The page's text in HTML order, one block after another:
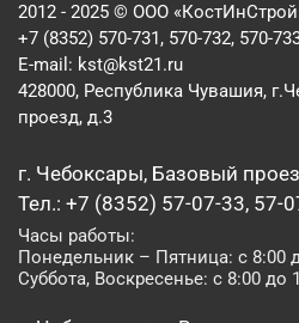
2012 - 2025 © ООО
+7 (8352) 570-731, 570-732, 570-
E-mail: kst@kst21.ru
428000, Республика Чувашия,
проезд, д.3
г. Чебоксары, Базовый
Тел.: +7 (8352) 57-07-33, 57-
Часы работы:
Понедельник – Пятница: с 8:00
Суббота, Воскресенье: с 8:00 до